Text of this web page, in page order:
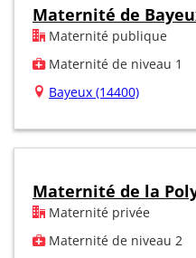
Maternité de
Maternité publique
Maternité de niveau 1
Bayeux (14400)
Maternité de la
Maternité privée
Maternité de niveau 2